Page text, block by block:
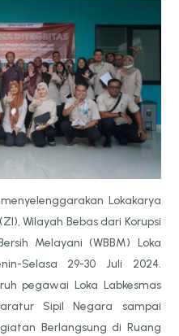
Lokakarya
Wilayah Bebas dari Korupsi
Melayani (WBBM) Loka
Selasa 29-30 Juli 2024.
pegawai Loka Labkesmas
Sipil Negara sampai
Berlangsung di Ruang